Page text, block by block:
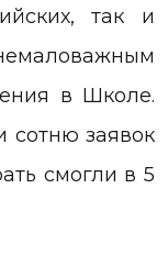
так и
в Школе.
сотню заявок
смогли в 5